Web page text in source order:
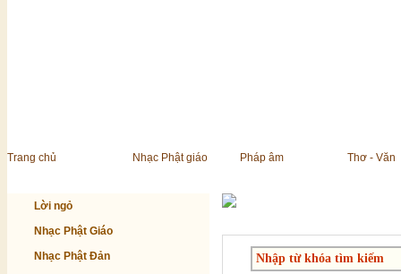
Trang chủ Nhạc Phật giáo Pháp âm Thơ - Văn
Lời ngỏ
Nhạc Phật Giáo
Nhạc Phật Đản